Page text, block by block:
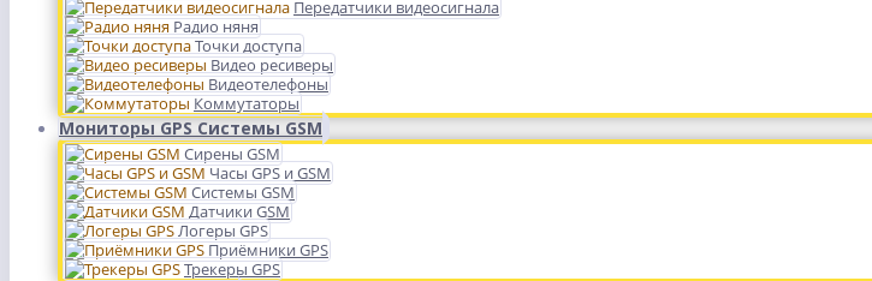
Передатчики видеосигнала
Радио няня
Точки доступа
Видео ресиверы
Видеотелефоны
Коммутаторы
Мониторы GPS Системы GSM
Сирены GSM
Часы GPS и GSM
Системы GSM
Датчики GSM
Логеры GPS
Приёмники GPS
Трекеры GPS